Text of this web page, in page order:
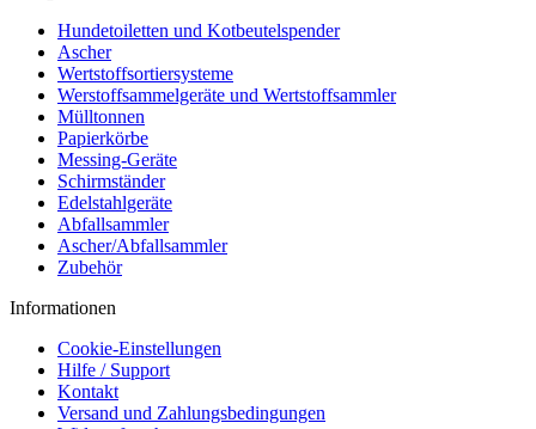
Hundetoiletten und Kotbeutelspender
Ascher
Wertstoffsortiersysteme
Werstoffsammelgeräte und Wertstoffsammler
Mülltonnen
Papierkörbe
Messing-Geräte
Schirmständer
Edelstahlgeräte
Abfallsammler
Ascher/Abfallsammler
Zubehör
Informationen
Cookie-Einstellungen
Hilfe / Support
Kontakt
Versand und Zahlungsbedingungen